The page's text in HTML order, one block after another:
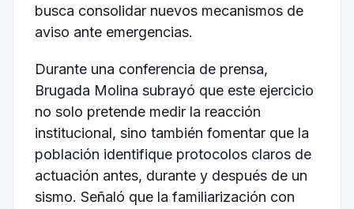
busca consolidar nuevos mecanismos de
aviso ante emergencias.
Durante una conferencia de prensa,
Brugada Molina subrayó que este ejercicio
no solo pretende medir la reacción
institucional, sino también fomentar que la
población identifique protocolos claros de
actuación antes, durante y después de un
sismo. Señaló que la familiarización con